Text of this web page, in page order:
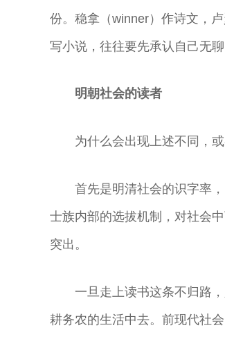
份。稳拿（winner）作诗文，
写小说，往往要先承认自己无
明朝社会的读者
为什么会出现上述不同，
首先是明清社会的识字率
士族内部的选拔机制，对社会
突出。
一旦走上读书这条不归路
耕务农的生活中去。前现代社